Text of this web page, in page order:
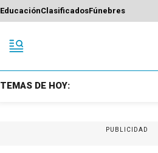
EducaciónClasificadosFúnebres
TEMAS DE HOY:
PUBLICIDAD